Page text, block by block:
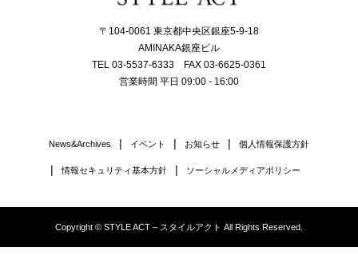
〒104-0061 東京都中央区銀座5-9-18
AMINAKA銀座ビル
TEL 03-5537-6333 FAX 03-6625-0361
営業時間 平日 09:00 - 16:00
News&Archives イベント お知らせ 個人情報保護方針
情報セキュリティ基本方針 ソーシャルメディアポリシー
Copyright © STYLE ACT – スタイルアクト All Rights Reserved.